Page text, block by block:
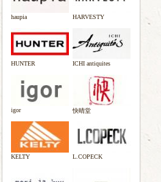
haupia HARVESTY
HUNTER ICHI antiquites
igor 快晴堂
KELTY L.COPECK